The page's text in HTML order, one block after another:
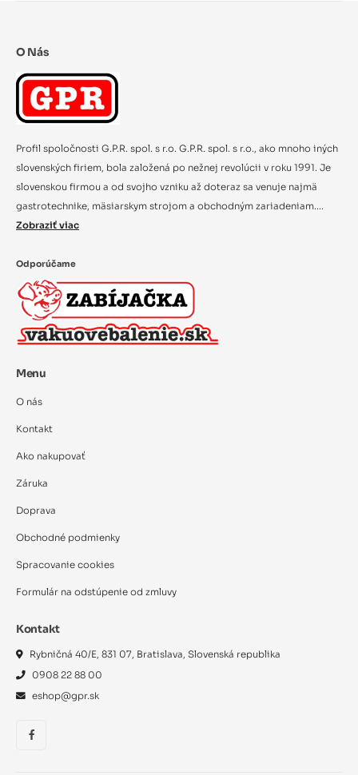
O Nás
Profil spoločnosti G.P.R. spol. s r.o. G.P.R. spol. s r.o., ako mnoho iných
slovenských firiem, bola založená po nežnej revolúcii v roku 1991. Je
slovenskou firmou a od svojho vzniku až doteraz sa venuje najmä
gastrotechnike, mäsiarskym strojom a obchodným zariadeniam....
Zobraziť viac
Odporúčame
Menu
O nás
Kontakt
Ako nakupovať
Záruka
Doprava
Obchodné podmienky
Spracovanie cookies
Formulár na odstúpenie od zmluvy
Kontakt
Rybničná 40/E, 831 07, Bratislava, Slovenská republika
0908 22 88 00
eshop@gpr.sk